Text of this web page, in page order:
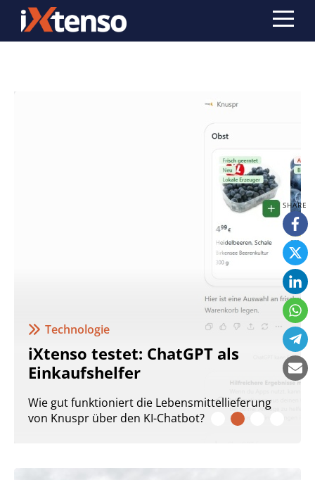
als
Decathlon führt Wero als
Bezahlmethode ein
Deutschland ist der erste Markt der
Gruppe mit der neuen europäischen
Bezahllösung – der stationäre Rollout